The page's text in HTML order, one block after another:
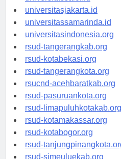
universitassalor.id
universitasjakarta.id
universitassamarinda.id
universitasindonesia.org
rsud-tangerangkab.org
rsud-kotabekasi.org
rsud-tangerangkota.org
rsucnd-acehbaratkab.org
rsud-pasuruankota.org
rsud-limapuluhkotakab.org
rsud-kotamakassar.org
rsud-kotabogor.org
rsud-tanjungpinangkota.org